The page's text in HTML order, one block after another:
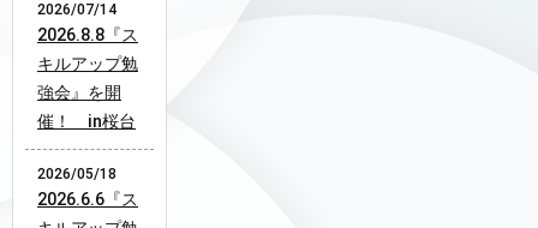
2026/07/14
2026.8.8『ス
キルアップ勉
強会』を開
催！ in桜台
2026/05/18
2026.6.6『ス